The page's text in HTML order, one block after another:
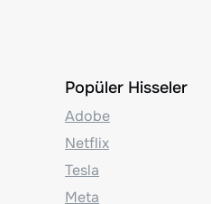
Popüler Hisseler
Adobe
Netflix
Tesla
Meta